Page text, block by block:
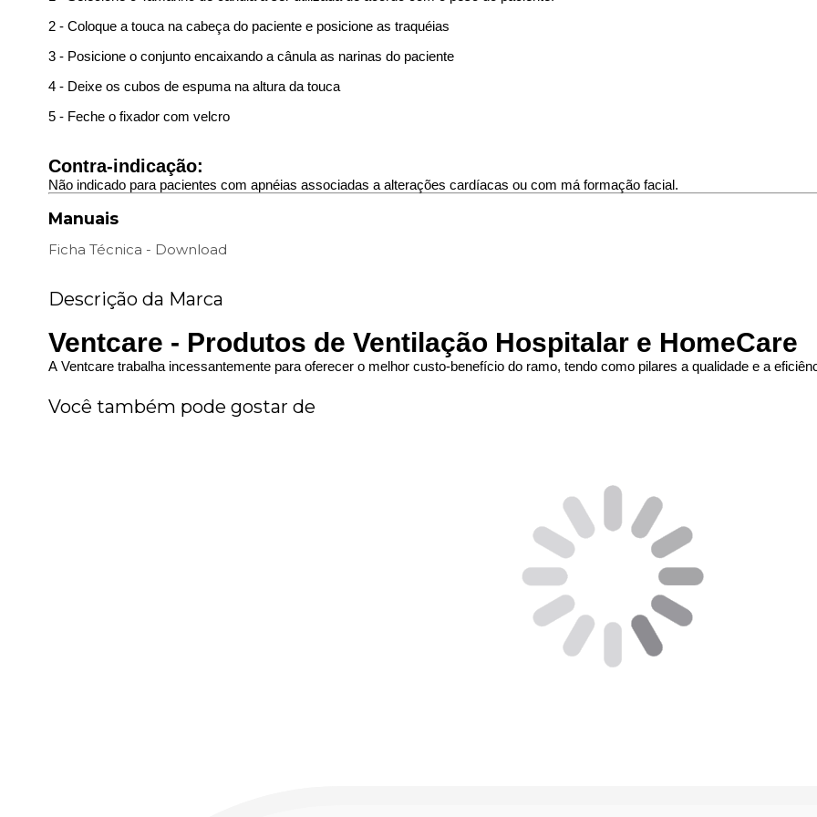
2 - Coloque a touca na cabeça do paciente e posicione as traquéias
3 - Posicione o conjunto encaixando a cânula as narinas do paciente
4 - Deixe os cubos de espuma na altura da touca
5 - Feche o fixador com velcro
Contra-indicação:
Não indicado para pacientes com apnéias associadas a alterações cardíacas ou com má formação facial.
Manuais
Ficha Técnica - Download
Descrição da Marca
Ventcare - Produtos de Ventilação Hospitalar e HomeCare
A Ventcare trabalha incessantemente para oferecer o melhor custo-benefício do ramo, tendo como pilares a qualidade e a
Você também pode gostar de